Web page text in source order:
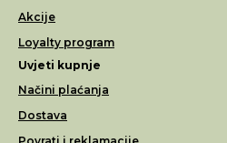
Akcije
Loyalty program
Uvjeti kupnje
Načini plaćanja
Dostava